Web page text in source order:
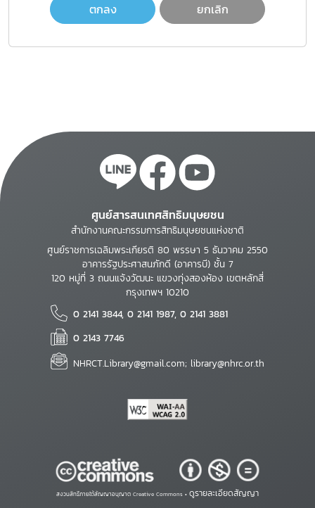
ตกลง ยกเลิก
ศูนย์สารสนเทศสิทธิมนุษยชน
สำนักงานคณะกรรมการสิทธิมนุษยชนแห่งชาติ
ศูนย์ราชการเฉลิมพระเกียรติ 80 พรรษา 5 ธันวาคม 2550
อาคารรัฐประศาสนภักดี (อาคารบี) ชั้น 7
120 หมู่ที่ 3 ถนนแจ้งวัฒนะ แขวงทุ่งสองห้อง เขตหลักสี่
กรุงเทพฯ 10210
0 2141 3844, 0 2141 1987, 0 2141 3881
0 2143 7746
NHRCT.Library@gmail.com; library@nhrc.or.th
สงวนสิทธิ์ภายใต้สัญญาอนุญาต Creative Commons • ดูรายละเอียดสัญญา